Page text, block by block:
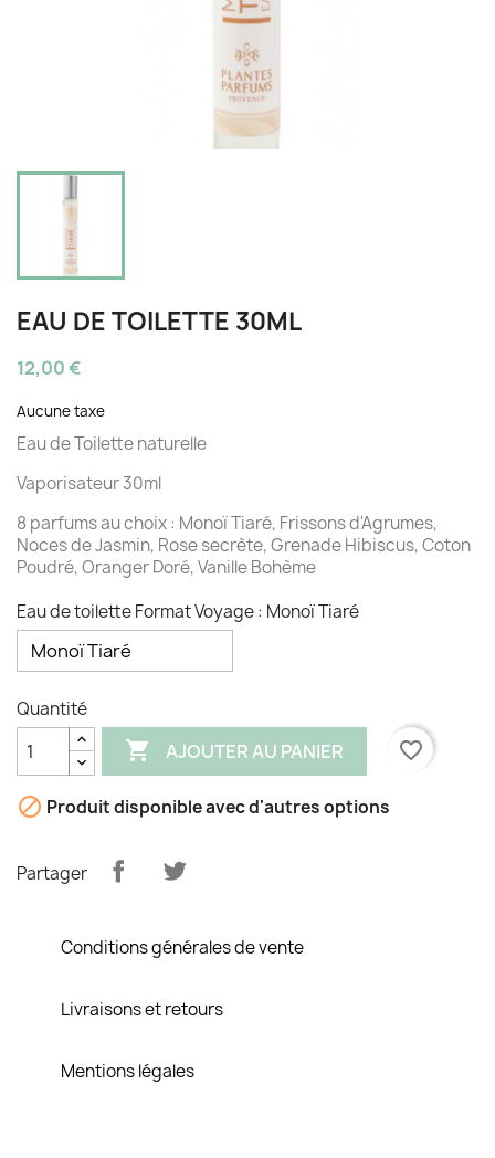
EAU DE TOILETTE 30ML
12,00 €
Aucune taxe
Eau de Toilette naturelle
Vaporisateur 30ml
8 parfums au choix : Monoï Tiaré, Frissons d'Agrumes,
Noces de Jasmin, Rose secrète, Grenade Hibiscus, Coton
Poudré, Oranger Doré, Vanille Bohème
Eau de toilette Format Voyage : Monoï Tiaré
Quantité
 AJOUTER AU PANIER favorite_border
 Produit disponible avec d'autres options
Partager
Conditions générales de vente
Livraisons et retours
Mentions légales